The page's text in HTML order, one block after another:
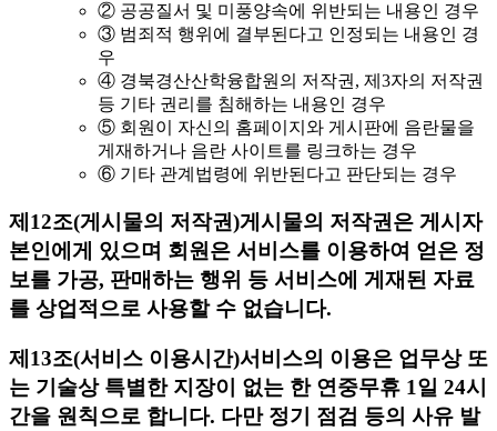
② 공공질서 및 미풍양속에 위반되는 내용인 경우
③ 범죄적 행위에 결부된다고 인정되는 내용인 경
우
④ 경북경산산학융합원의 저작권, 제3자의 저작권
등 기타 권리를 침해하는 내용인 경우
⑤ 회원이 자신의 홈페이지와 게시판에 음란물을
게재하거나 음란 사이트를 링크하는 경우
⑥ 기타 관계법령에 위반된다고 판단되는 경우
제12조(게시물의 저작권)게시물의 저작권은 게시자
본인에게 있으며 회원은 서비스를 이용하여 얻은 정
보를 가공, 판매하는 행위 등 서비스에 게재된 자료
를 상업적으로 사용할 수 없습니다.
제13조(서비스 이용시간)서비스의 이용은 업무상 또
는 기술상 특별한 지장이 없는 한 연중무휴 1일 24시
간을 원칙으로 합니다. 다만 정기 점검 등의 사유 발